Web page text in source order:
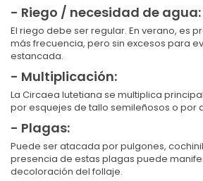
- Riego / necesidad de agua:
El riego debe ser regular. En verano, es
más frecuencia, pero sin excesos para
estancada.
- Multiplicación:
La Circaea lutetiana se multiplica
por esquejes de tallo semileñosos o por
- Plagas:
Puede ser atacada por pulgones,
presencia de estas plagas puede
decoloración del follaje.